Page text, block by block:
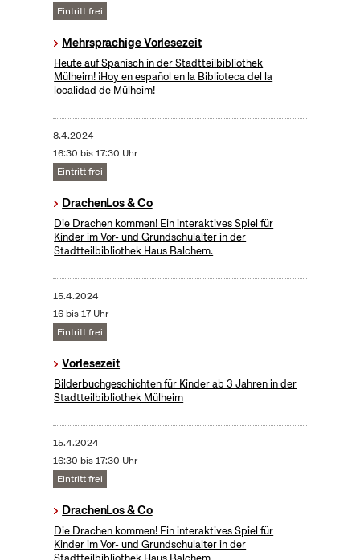
Eintritt frei
Mehrsprachige Vorlesezeit
Heute auf Spanisch in der Stadtteilbibliothek
Mülheim! ¡Hoy en español en la Biblioteca del la
localidad de Mülheim!
8.4.2024
16:30 bis 17:30 Uhr
Eintritt frei
DrachenLos & Co
Die Drachen kommen! Ein interaktives Spiel für
Kinder im Vor- und Grundschulalter in der
Stadtteilbibliothek Haus Balchem.
15.4.2024
16 bis 17 Uhr
Eintritt frei
Vorlesezeit
Bilderbuchgeschichten für Kinder ab 3 Jahren in der
Stadtteilbibliothek Mülheim
15.4.2024
16:30 bis 17:30 Uhr
Eintritt frei
DrachenLos & Co
Die Drachen kommen! Ein interaktives Spiel für
Kinder im Vor- und Grundschulalter in der